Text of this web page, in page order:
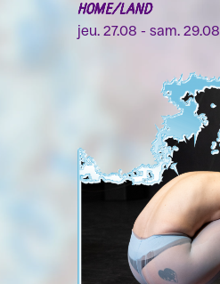
HOME/LAND
jeu. 27.08 - sam. 29.08